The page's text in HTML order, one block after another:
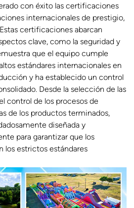
con éxito las certificaciones
internacionales de prestigio,
certificaciones abarcan
clave, como la seguridad y
que el equipo cumple
estándares internacionales en
y ha establecido un control
Desde la selección de las
control de los procesos de
de los productos terminados,
diseñada y
para garantizar que los
los estrictos estándares